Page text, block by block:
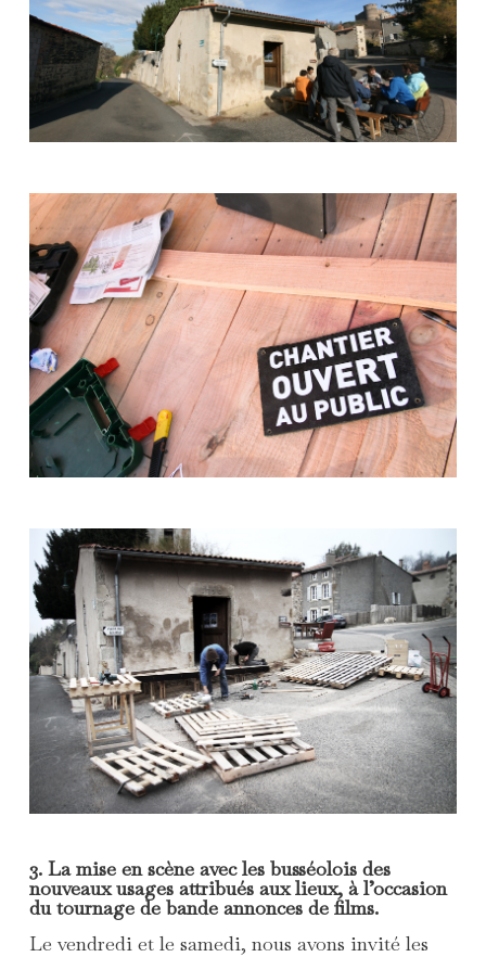
3. La mise en scène avec les busséolois des
nouveaux usages attribués aux lieux, à l’occasion
du tournage de bande annonces de films.
Le vendredi et le samedi, nous avons invité les